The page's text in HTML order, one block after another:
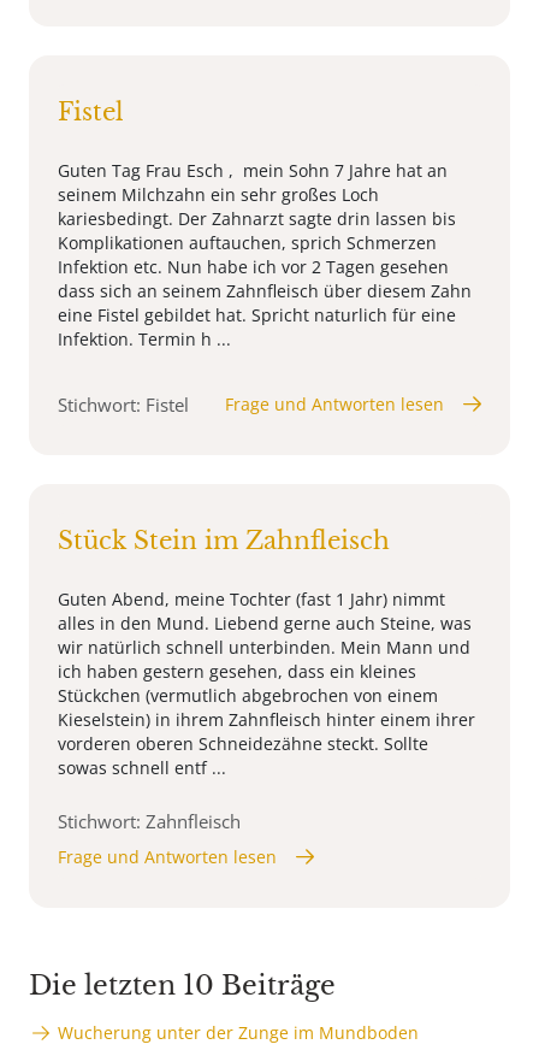
Fistel
Guten Tag Frau Esch , mein Sohn 7 Jahre hat an
seinem Milchzahn ein sehr großes Loch
kariesbedingt. Der Zahnarzt sagte drin lassen bis
Komplikationen auftauchen, sprich Schmerzen
Infektion etc. Nun habe ich vor 2 Tagen gesehen
dass sich an seinem Zahnfleisch über diesem Zahn
eine Fistel gebildet hat. Spricht naturlich für eine
Infektion. Termin h ...
Stichwort: Fistel Frage und Antworten lesen
Stück Stein im Zahnfleisch
Guten Abend, meine Tochter (fast 1 Jahr) nimmt
alles in den Mund. Liebend gerne auch Steine, was
wir natürlich schnell unterbinden. Mein Mann und
ich haben gestern gesehen, dass ein kleines
Stückchen (vermutlich abgebrochen von einem
Kieselstein) in ihrem Zahnfleisch hinter einem ihrer
vorderen oberen Schneidezähne steckt. Sollte
sowas schnell entf ...
Stichwort: Zahnfleisch
Frage und Antworten lesen
Die letzten 10 Beiträge
Wucherung unter der Zunge im Mundboden